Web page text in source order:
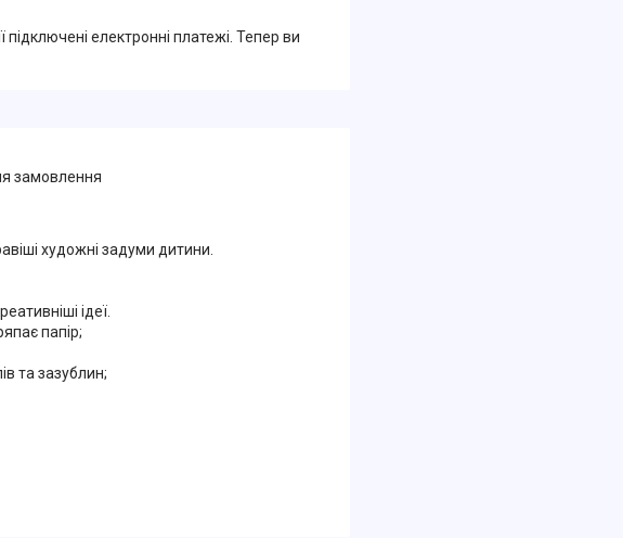
підключені електронні платежі. Тепер ви
замовлення
художні задуми дитини.
ідеї.
папір;
та зазублин;